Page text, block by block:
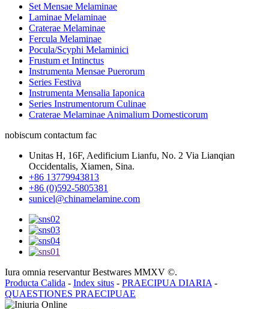
Set Mensae Melaminae
Laminae Melaminae
Craterae Melaminae
Fercula Melaminae
Pocula/Scyphi Melaminici
Frustum et Intinctus
Instrumenta Mensae Puerorum
Series Festiva
Instrumenta Mensalia Iaponica
Series Instrumentorum Culinae
Craterae Melaminae Animalium Domesticorum
nobiscum contactum fac
Unitas H, 16F, Aedificium Lianfu, No. 2 Via Lianqian
Occidentalis, Xiamen, Sina.
+86 13779943813
+86 (0)592-5805381
sunicel@chinamelamine.com
Iura omnia reservantur Bestwares MMXV ©.
Producta Calida - Index situs - PRAECIPUA DIARIA -
QUAESTIONES PRAECIPUAE